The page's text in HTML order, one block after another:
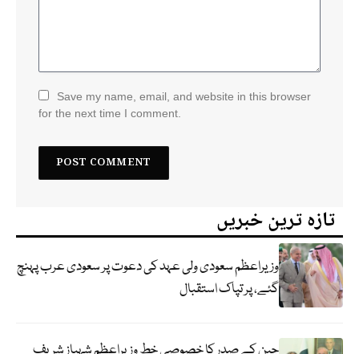
Save my name, email, and website in this browser
for the next time I comment.
تازہ ترین خبریں
وزیراعظم سعودی ولی عہد کی دعوت پر سعودی عرب پہنچ
گئے، پر تپاک استقبال